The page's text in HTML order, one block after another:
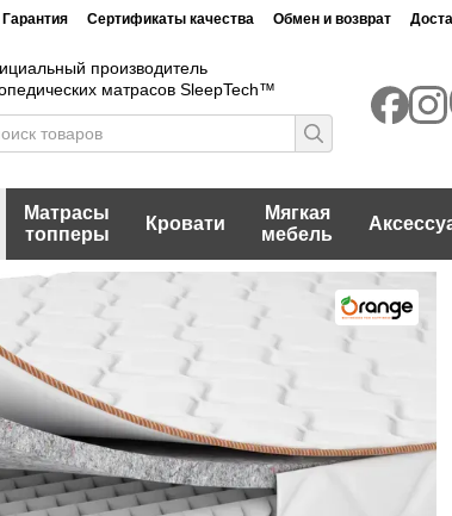
Гарантия Сертификаты качества Обмен и возврат
производитель
матрасов SleepTech™
Матрасы
топперы
Кровати
Мягкая
мебель